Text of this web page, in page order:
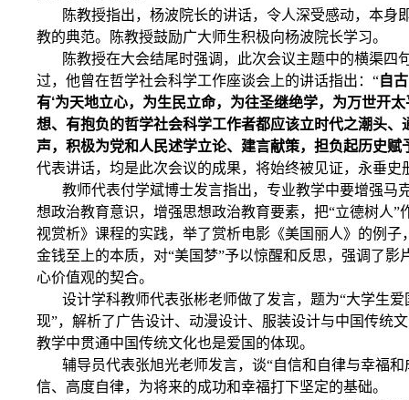
陈教授指出，杨波院长的讲话，令人深受感动，本身
教的典范。陈教授鼓励广大师生积极向杨波院长学习。
陈教授在大会结尾时强调，此次会议主题中的横渠四
过，他曾在哲学社会科学工作座谈会上的讲话指出：“自
有‘为天地立心，为生民立命，为往圣继绝学，为万世开
想、有抱负的哲学社会科学工作者都应该立时代之潮头、
声，积极为党和人民述学立论、建言献策，担负起历史赋
代表讲话，均是此次会议的成果，将始终被见证，永垂史
教师代表付学斌博士发言指出，专业教学中要增强马
想政治教育意识，增强思想政治教育要素，把“立德树人”
视赏析》课程的实践，举了赏析电影《美国丽人》的例子
金钱至上的本质，对“美国梦”予以惊醒和反思，强调了影
心价值观的契合。
设计学科教师代表张彬老师做了发言，题为“大学生
现”，解析了广告设计、动漫设计、服装设计与中国传统
教学中贯通中国传统文化也是爱国的体现。
辅导员代表张旭光老师发言，谈“自信和自律与幸福
信、高度自律，为将来的成功和幸福打下坚定的基础。